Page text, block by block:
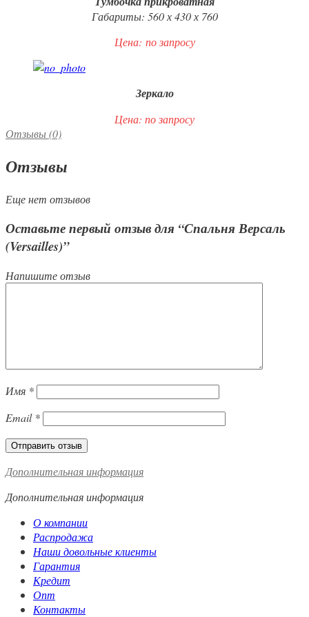
Габариты: 560 х 430 х 760
Цена: по запросу
Зеркало
Цена: по запросу
Отзывы (0)
Отзывы
Еще нет отзывов
Оставьте первый отзыв для “Спальня Версаль
(Versailles)”
Напишите отзыв
Имя *
Email *
Дополнительная информация
Дополнительная информация
О компании
Распродажа
Наши довольные клиенты
Гарантия
Кредит
Опт
Контакты